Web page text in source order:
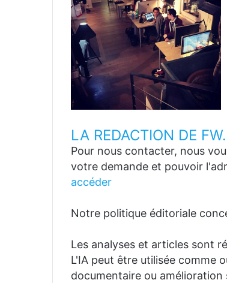
LA REDACTION DE
Pour nous contacter, nous
votre demande et pouvoir
accéder
Notre politique éditoriale
Les analyses et articles sont
L'IA peut être utilisée comme
documentaire ou amélioration